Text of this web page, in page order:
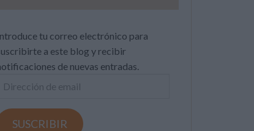
tu correo electrónico para
a este blog y recibir
de nuevas entradas.
Dirección
email
SUSCRIBIR